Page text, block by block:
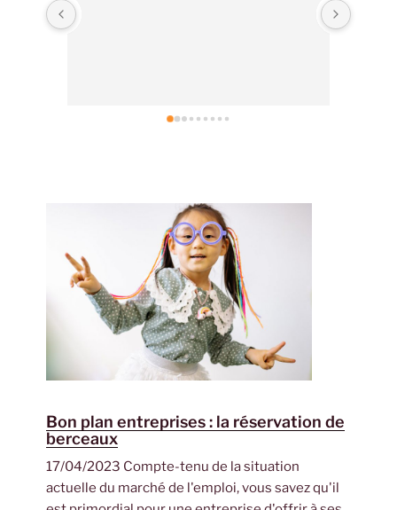
Bon plan entreprises : la réservation de
berceaux
17/04/2023 Compte-tenu de la situation
actuelle du marché de l'emploi, vous savez qu'il